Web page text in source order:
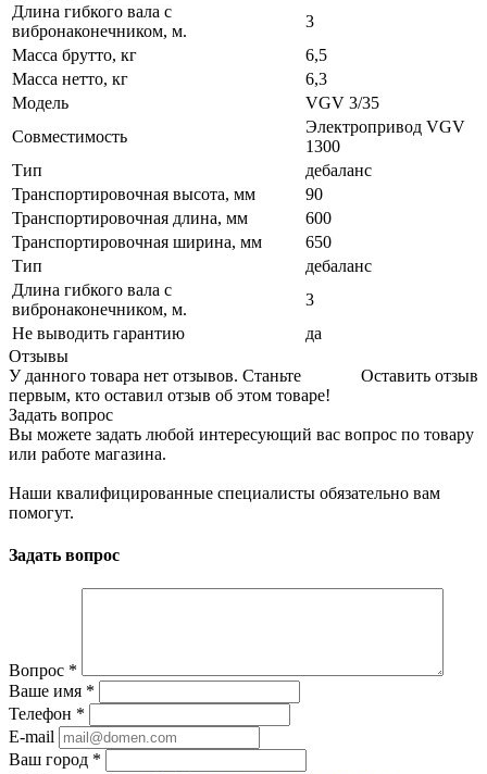
Длина гибкого вала с
вибронаконечником, м.
3
Масса брутто, кг
6,5
Масса нетто, кг
6,3
Модель
VGV 3/35
Совместимость
Электропривод VGV
1300
Тип
дебаланс
Транспортировочная высота, мм
90
Транспортировочная длина, мм
600
Транспортировочная ширина, мм
650
Тип
дебаланс
Длина гибкого вала с
вибронаконечником, м.
3
Не выводить гарантию
да
Отзывы
Оставить отзыв
У данного товара нет отзывов. Станьте
первым, кто оставил отзыв об этом товаре!
Задать вопрос
Вы можете задать любой интересующий вас вопрос по товару
или работе магазина.
Наши квалифицированные специалисты обязательно вам
помогут.
Задать вопрос
Вопрос *
Ваше имя *
Телефон *
E-mail
Ваш город *